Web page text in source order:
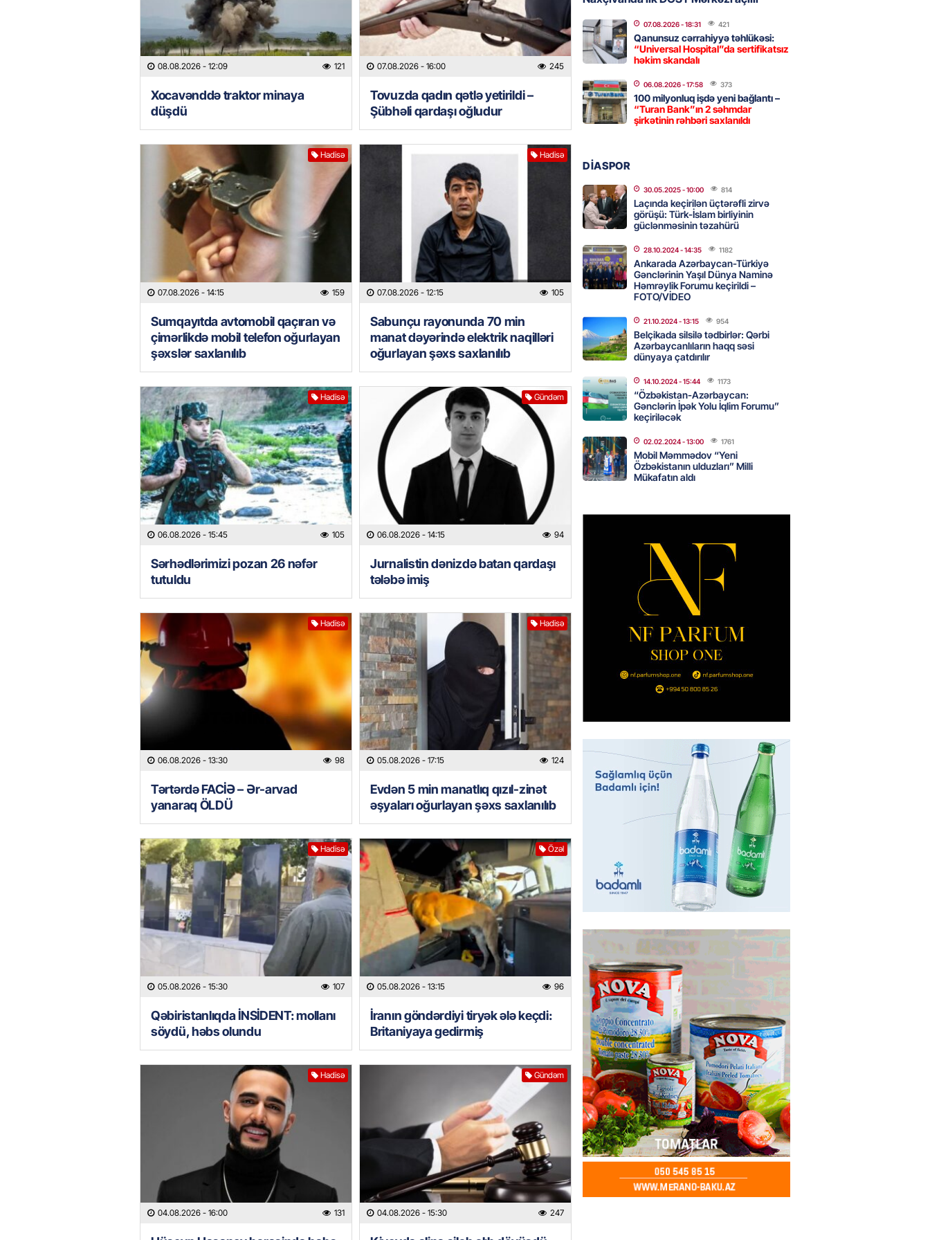
08.08.2026 - 12:09 121
Xocavənddə traktor minaya
düşdü
07.08.2026 - 16:00 245
Tovuzda qadın qətlə yetirildi –
Şübhəli qardaşı oğludur
Hadisə
07.08.2026 - 14:15 159
Sumqayıtda avtomobil qaçıran və
çimərlikdə mobil telefon oğurlayan
şəxslər saxlanılıb
Hadisə
07.08.2026 - 12:15 105
Sabunçu rayonunda 70 min
manat dəyərində elektrik naqilləri
oğurlayan şəxs saxlanılıb
Hadisə
06.08.2026 - 15:45 105
Sərhədlərimizi pozan 26 nəfər
tutuldu
Gündəm
06.08.2026 - 14:15 94
Jurnalistin dənizdə batan qardaşı
tələbə imiş
Hadisə
06.08.2026 - 13:30 98
Tərtərdə FACİƏ – Ər-arvad
yanaraq ÖLDÜ
Hadisə
05.08.2026 - 17:15 124
Evdən 5 min manatlıq qızıl-zinət
əşyaları oğurlayan şəxs saxlanılıb
Hadisə
05.08.2026 - 15:30 107
Qəbiristanlıqda İNSİDENT: mollanı
söydü, həbs olundu
Özəl
05.08.2026 - 13:15 96
İranın göndərdiyi tiryək ələ keçdi:
Britaniyaya gedirmiş
Hadisə
04.08.2026 - 16:00 131
Gündəm
04.08.2026 - 15:30 247
08.08.2026- 09:11
GÜNDƏM
Qanunsuz cərrahiyyə təhlükəsi:
“Universal Hospital”da sertifikatsız
həkim skandalı
07.08.2026 - 18:31 421
şikayət -156 ya yaşıl, vətəndaşa qırmızı
işıq?
07.08.2026- 18:00 167
Hərbi xidmətə görə rüşvət alan vəzifəli
şəxslərin məhkəməsi BAŞLAYIR
07.08.2026- 17:45
DÜNYA
Ad günü şənliyində yaralanan rus
general öldü – VİDEO
ÖZƏL
95 yaşlı qadının milyonluq mirası ilə
bağlı qalmaqal: 546 min manatı 20
günə xərclədilər
07.08.2026- 17:15
- 17:00
Ülviyyə İlyasova fəhləyə borclu qalıb?
- 16:45
“Birgə Strateji Müdafiə Sazişi”nin
əhəmiyyəti nədir? -ŞƏRH
Albaniya klubuna keçən Kamil
“Liverpul”da oynamaq istəyir
07.08.2026- 16:15 260
Tovuzda qadın qətlə yetirildi – Şübhəli
07.08.2026 245
Türkiyədə 37,6 milyon, Rusiyada 16,7
milyon – Azərbaycanlıların yemək
xərcləri
07.08.2026- 15:45
GÜNDƏM
Malayziyada yeni səfirimiz kimdir? –
Dosye
07.08.2026- 15:30 171
MANŞET
Türkiyə, Səudiyyə Ərəbistanı və
Pakistan arasında Məkkə müdafiə
sazişi imzalanıb
07.08.2026- 15:15 149
07.08.2026- 18:31 421
Qanunsuz cərrahiyyə təhlükəsi:
“Universal Hospital”da sertifikatsız
həkim skandalı
06.08.2026- 17:58 373
100 milyonluq işdə yeni bağlantı –
“Turan Bank”ın 2 səhmdar
şirkətinin rəhbəri saxlanıldı
DİASPOR
30.05.2025- 10:00 814
Laçında keçirilən üçtərəfli zirvə
görüşü: Türk-İslam birliyinin
güclənməsinin təzahürü
28.10.2024- 14:35 1182
Ankarada Azərbaycan-Türkiyə
Gənclərinin Yaşıl Dünya Naminə
Həmrəylik Forumu keçirildi –
FOTO/VİDEO
21.10.2024- 13:15 954
Belçikada silsilə tədbirlər: Qərbi
Azərbaycanlıların haqq səsi
dünyaya çatdırılır
14.10.2024- 15:44 1173
“Özbəkistan-Azərbaycan:
Gənclərin İpək Yolu İqlim Forumu”
keçiriləcək
02.02.2024- 13:00 1761
Mobil Məmmədov “Yeni
Özbəkistanın ulduzları” Milli
Mükafatın aldı